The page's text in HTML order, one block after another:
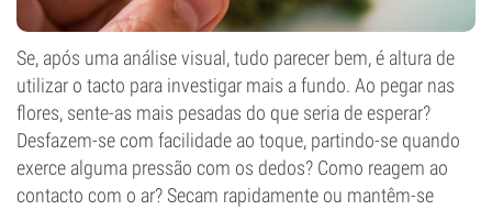
Se, após uma análise visual, tudo parecer bem, é altura de
utilizar o tacto para investigar mais a fundo. Ao pegar nas
flores, sente-as mais pesadas do que seria de esperar?
Desfazem-se com facilidade ao toque, partindo-se quando
exerce alguma pressão com os dedos? Como reagem ao
contacto com o ar? Secam rapidamente ou mantêm-se